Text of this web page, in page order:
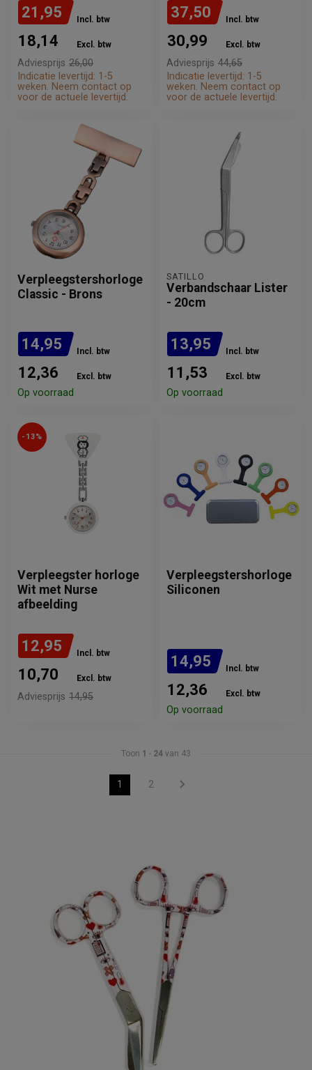
21,95 Incl. btw
18,14 Excl. btw
Adviesprijs 26,00
Indicatie levertijd: 1-5
weken. Neem contact op
voor de actuele levertijd.
37,50 Incl. btw
30,99 Excl. btw
Adviesprijs 44,65
Indicatie levertijd: 1-5
weken. Neem contact op
voor de actuele levertijd.
Verpleegstershorloge
Classic - Brons
14,95 Incl. btw
12,36 Excl. btw
Op voorraad
SATILLO
Verbandschaar Lister
- 20cm
13,95 Incl. btw
11,53 Excl. btw
Op voorraad
-13%
Verpleegster horloge
Wit met Nurse
afbeelding
12,95 Incl. btw
10,70 Excl. btw
Adviesprijs 14,95
Verpleegstershorloge
Siliconen
14,95 Incl. btw
12,36 Excl. btw
Op voorraad
Toon 1 - 24 van 43
1 2